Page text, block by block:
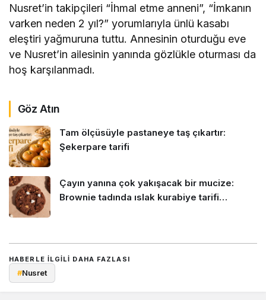
Nusret’in takipçileri “İhmal etme anneni”, “İmkanın
varken neden 2 yıl?” yorumlarıyla ünlü kasabı
eleştiri yağmuruna tuttu. Annesinin oturduğu eve
ve Nusret’in ailesinin yanında gözlükle oturması da
hoş karşılanmadı.
Göz Atın
Tam ölçüsüyle pastaneye taş çıkartır:
Şekerpare tarifi
Çayın yanına çok yakışacak bir mucize:
Brownie tadında ıslak kurabiye tarifi…
HABERLE ILGILI DAHA FAZLASI
#Nusret